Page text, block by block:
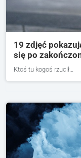
19 zdjęć
się po
Ktoś tu kogoś rzucił…